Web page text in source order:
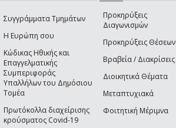
Συγγράμματα Τμημάτων
Η Ευρώπη σου
Κώδικας Ηθικής και
Επαγγελματικής
Συμπεριφοράς
Υπαλλήλων του Δημόσιου
Τομέα
Πρωτόκολλα διαχείρισης
κρούσματος Covid-19
Προκηρύξεις
Διαγωνισμών
Προκηρύξεις Θέσεων
Βραβεία / Διακρίσεις
Διοικητικά Θέματα
Μεταπτυχιακά
Φοιτητική Μέριμνα